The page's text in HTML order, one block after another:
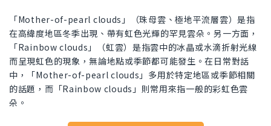
「Mother-of-pearl clouds」（珠母雲、極地平流層雲）是指
在高緯度地區冬季出現、帶有虹色光輝的罕見雲朵。另一方面，
「Rainbow clouds」（虹雲）是指雲中的冰晶或水滴折射光線
而呈現虹色的現象，無論地點或季節都可能發生。在日常對話
中，「Mother-of-pearl clouds」多用於特定地區或季節相關
的話題，而「Rainbow clouds」則常用來指一般的彩虹色雲
朵。